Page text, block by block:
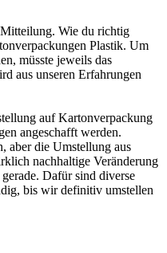
Wie du richtig
Plastik. Um
müsste jeweils das
aus unseren Erfahrungen
auf Kartonverpackung
angeschafft werden.
aber die Umstellung aus
nachhaltige Veränderung
Dafür sind diverse
bis wir definitiv umstellen